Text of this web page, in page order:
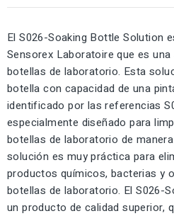
El S026-Soaking Bottle Solution
Sensorex Laboratoire que es
botellas de laboratorio. Esta
botella con capacidad de una
identificado por las referencias
especialmente diseñado para
botellas de laboratorio de
solución es muy práctica para
productos químicos, bacterias y
botellas de laboratorio. El S026-
un producto de calidad superior,